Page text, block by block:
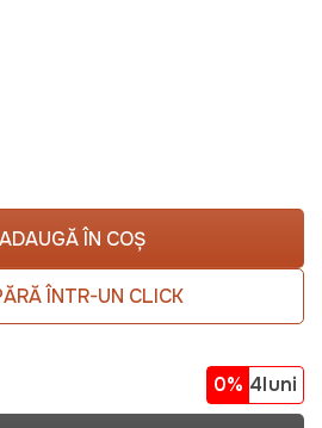
ADAUGĂ ÎN COȘ
ÎNTR-UN CLICK
0% 4luni